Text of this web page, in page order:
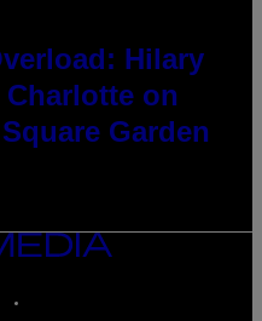
Hilary
on
Garden